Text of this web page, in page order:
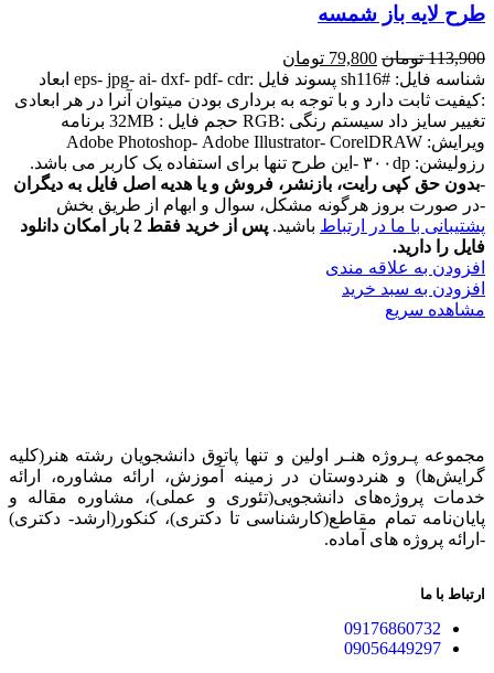
طرح لایه باز شمسه
113,900 تومان 79,800 تومان
شناسه فایل: #sh116 پسوند فایل :eps- jpg- ai- dxf- pdf- cdr ابعاد
:کیفیت ثابت دارد و با توجه به برداری بودن میتوان آنرا در هر ابعادی
تغییر سایز داد سیستم رنگی :RGB حجم فایل : 32MB برنامه
ویرایش: Adobe Photoshop- Adobe Illustrator- CorelDRAW
رزولیشن: ۳۰۰dp -این طرح تنها برای استفاده یک کاربر می باشد.
-بدون حق کپی رایت، بازنشر، فروش و یا هدیه اصل فایل به دیگران
-در صورت بروز هرگونه مشکل، سوال و ابهام از طریق بخش
پشتیبانی با ما در ارتباط باشید.
پس از خرید فقط 2 بار امکان دانلود
فایل را دارید.
افزودن به علاقه مندی
افزودن به سبد خرید
مشاهده سریع
مجموعه پـروژه‌ هنـر اولین و تنها پاتوق دانشجویان رشته هنر(کلیه
گرایش‌ها) و هنردوستان در زمینه آموزش، ارائه‌ مشاوره‌، ارائه
خدمات پروژه‌های‌ دانشجویی(تئوری و عملی)، مشاوره مقاله و
پایان‌نامه تمام مقاطع(کارشناسی تا دکتری)، کنکور(ارشد- دکتری)
-ارائه پروژه های آماده.
ارتباط با ما
09176860732
09056449297